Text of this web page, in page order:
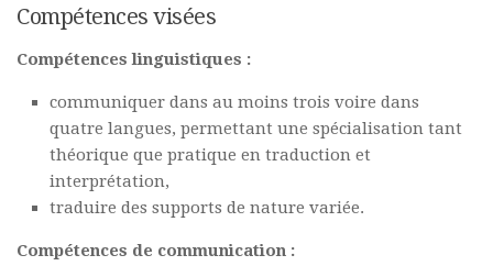
Compétences visées
Compétences linguistiques :
communiquer dans au moins trois voire dans
quatre langues, permettant une spécialisation tant
théorique que pratique en traduction et
interprétation,
traduire des supports de nature variée.
Compétences de communication :